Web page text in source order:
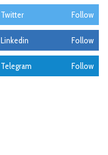
Twitter Follow
Linkedin Follow
Telegram Follow